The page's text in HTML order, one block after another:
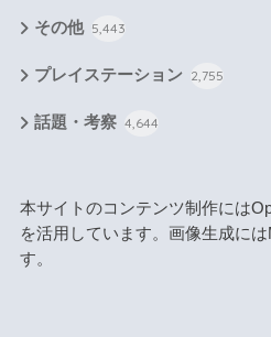
その他 5,443
プレイステーション 2,755
話題・考察 4,644
本サイトのコンテンツ制作には
を活用しています。画像生成に
す。